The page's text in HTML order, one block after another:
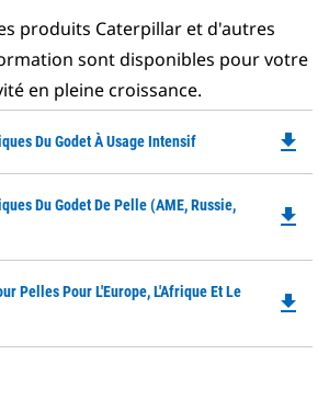
produits Caterpillar et d'autres
sont disponibles pour votre
en pleine croissance.
Du Godet À Usage Intensif file_download
Du Godet De Pelle (AME, Russie,
file_download
Pelles Pour L'Europe, L'Afrique Et Le
file_download